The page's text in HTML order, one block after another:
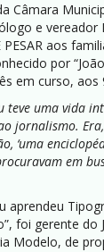
Câmara
e vereador
aos
por
em curso, aos
teve uma vida
jornalismo.
‘uma
em
aprendeu
foi gerente do
Modelo, de